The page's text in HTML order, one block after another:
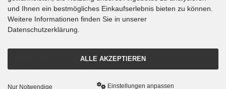
Lautsprecher-OnlineShop.de
Rübekampstr. 35
46117 Oberhausen
Telefon +49 (0) 208 / 874188
Email info@danyluk.de
und Ihnen ein bestmögliches Einkaufserlebnis bieten zu können.
Weitere Informationen finden Sie in unserer
Datenschutzerklärung.
ALLE AKZEPTIEREN
Nur Notwendige Einstellungen anpassen